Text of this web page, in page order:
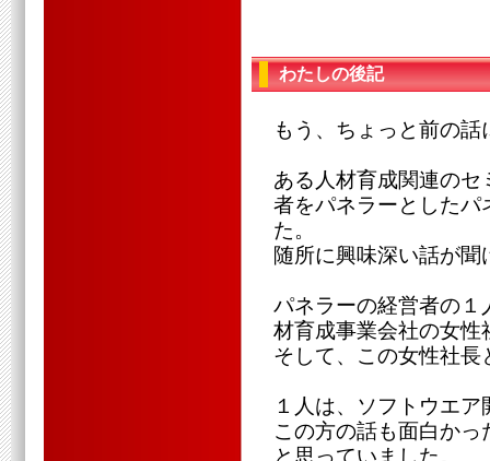
わたしの後記
もう、ちょっと前の話
ある人材育成関連の
者をパネラーとしたパ
た。
随所に興味深い話が
パネラーの経営者の１
材育成事業会社の女性
そして、この女性社
１人は、ソフトウエ
この方の話も面白か
と思っていました。